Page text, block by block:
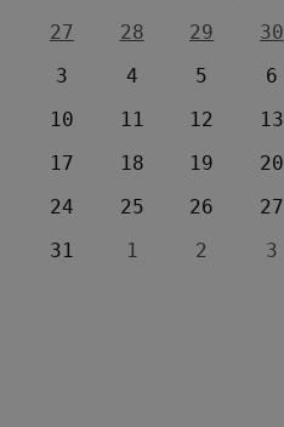
27
28 29 30
3
4 5 6
10
11 12 13
17
18 19 20
24
25 26 27
31
1 2 3